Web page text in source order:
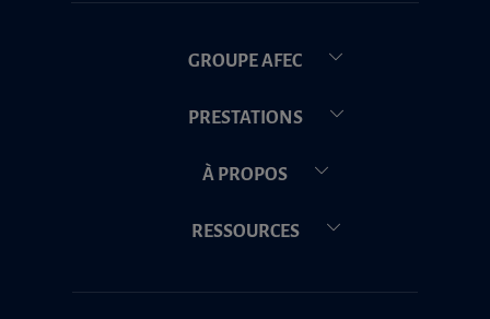
GROUPE AFEC
PRESTATIONS
À PROPOS
RESSOURCES